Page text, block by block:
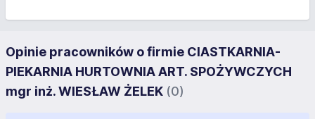
Opinie pracowników o firmie CIASTKARNIA-
PIEKARNIA HURTOWNIA ART. SPOŻYWCZYCH
mgr inż. WIESŁAW ŻELEK (0)